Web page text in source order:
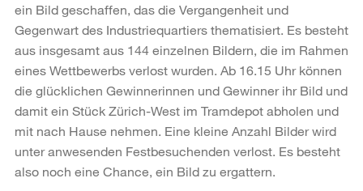
ein Bild geschaffen, das die Vergangenheit und
Gegenwart des Industriequartiers thematisiert. Es besteht
aus insgesamt aus 144 einzelnen Bildern, die im Rahmen
eines Wettbewerbs verlost wurden. Ab 16.15 Uhr können
die glücklichen Gewinnerinnen und Gewinner ihr Bild und
damit ein Stück Zürich-West im Tramdepot abholen und
mit nach Hause nehmen. Eine kleine Anzahl Bilder wird
unter anwesenden Festbesuchenden verlost. Es besteht
also noch eine Chance, ein Bild zu ergattern.